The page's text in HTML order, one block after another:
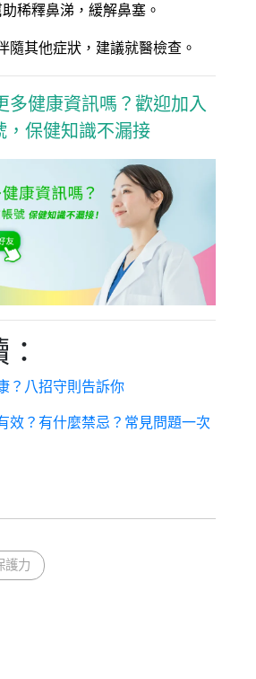
稀釋鼻涕，緩解鼻塞。
隨其他症狀，建議就醫檢查。
多健康資訊嗎？歡迎加入
，保健知識不漏接
？八招守則告訴你
效？有什麼禁忌？常見問題一次
護力